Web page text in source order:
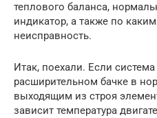
теплового баланса,
индикатор, а также по
неисправность.
Итак, поехали. Если
расширительном бачке в
выходящим из строя
зависит температура